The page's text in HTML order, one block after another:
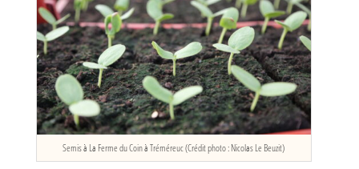
Semis à La Ferme du Coin à Tréméreuc (Crédit photo : Nicolas Le Beuzit)